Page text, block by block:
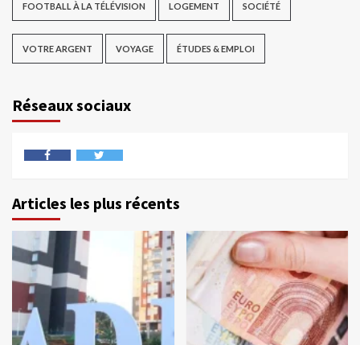
FOOTBALL À LA TÉLÉVISION LOGEMENT SOCIÉTÉ
VOTRE ARGENT VOYAGE ÉTUDES & EMPLOI
Réseaux sociaux
Articles les plus récents